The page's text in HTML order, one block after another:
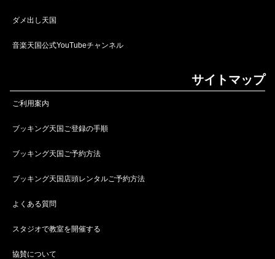
ダメ出し天国
音楽天国公式YouTubeチャンネル
サイトマップ
ご利用案内
ブッキング天国ご登録の手順
ブッキング天国ご予約方法
ブッキング天国店頭レンタルご予約方法
よくある質問
スタジオで教室を開催する
協賛について